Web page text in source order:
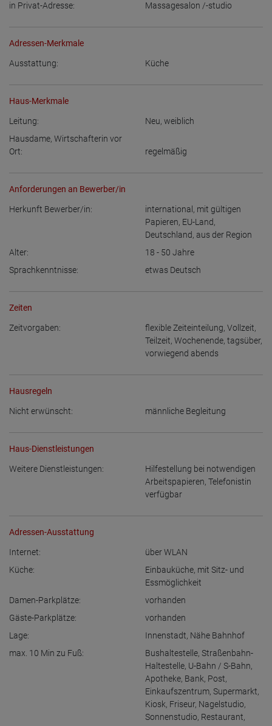
in Privat-Adresse:
Massagesalon /-studio
Adressen-Merkmale
Ausstattung: Küche
Haus-Merkmale
Leitung: Neu, weiblich
Hausdame, Wirtschafterin vor
Ort:
regelmäßig
Anforderungen an Bewerber/in
Herkunft Bewerber/in:
international, mit gültigen
Papieren, EU-Land,
Deutschland, aus der Region
Alter:
18 - 50 Jahre
Sprachkenntnisse:
etwas Deutsch
Zeiten
Zeitvorgaben: flexible Zeiteinteilung, Vollzeit,
Teilzeit, Wochenende, tagsüber,
vorwiegend abends
Hausregeln
Nicht erwünscht: männliche Begleitung
Haus-Dienstleistungen
Weitere Dienstleistungen:
Hilfestellung bei notwendigen
Arbeitspapieren, Telefonistin
verfügbar
Adressen-Ausstattung
Internet:
über WLAN
Küche:
Einbauküche, mit Sitz- und
Essmöglichkeit
Damen-Parkplätze:
vorhanden
Gäste-Parkplätze:
vorhanden
Lage:
Innenstadt, Nähe Bahnhof
max. 10 Min zu Fuß:
Bushaltestelle, Straßenbahn-
Haltestelle, U-Bahn / S-Bahn,
Apotheke, Bank, Post,
Einkaufszentrum, Supermarkt,
Kiosk, Friseur, Nagelstudio,
Sonnenstudio, Restaurant,